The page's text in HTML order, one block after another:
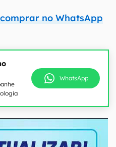
no WhatsApp
WhatsApp